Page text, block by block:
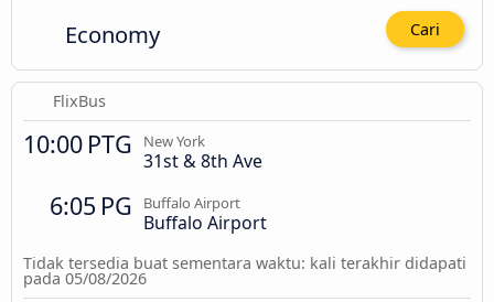
Economy Cari
FlixBus
10:00 PTG New York
31st & 8th Ave
6:05 PG Buffalo Airport
Buffalo Airport
Tidak tersedia buat sementara waktu: kali terakhir didapati
pada 05/08/2026